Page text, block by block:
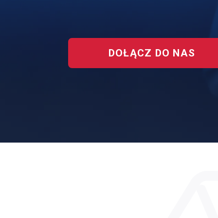
DOŁĄCZ DO NAS